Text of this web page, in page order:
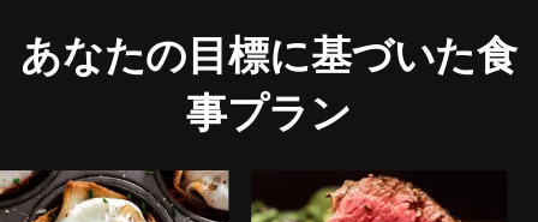
あなたの目標に基づいた食
事プラン